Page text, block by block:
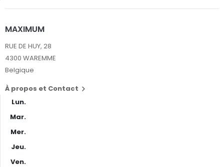
MAXIMUM
RUE DE HUY, 28
4300 WAREMME
Belgique
À propos et Contact 
Lun.
Mar.
Mer.
Jeu.
Ven.